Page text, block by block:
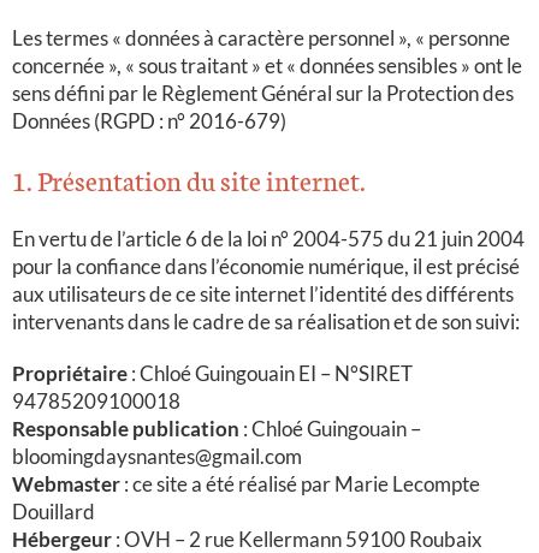
Les termes « données à caractère personnel », « personne
concernée », « sous traitant » et « données sensibles » ont le
sens défini par le Règlement Général sur la Protection des
Données (RGPD : n° 2016-679)
1. Présentation du site internet.
En vertu de l’article 6 de la loi n° 2004-575 du 21 juin 2004
pour la confiance dans l’économie numérique, il est précisé
aux utilisateurs de ce site internetl’identité des différents
intervenants dans le cadre de sa réalisation et de son suivi:
Propriétaire: Chloé Guingouain EI – N°SIRET
94785209100018
Responsable publication : Chloé Guingouain –
bloomingdaysnantes@gmail.com
Webmaster: ce site a été réalisé par Marie Lecompte
Douillard
Hébergeur: OVH – 2 rue Kellermann 59100 Roubaix